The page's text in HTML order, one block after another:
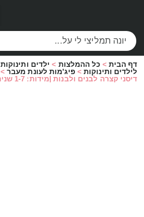
דף הבית > כל ההמלצות > ילדים ותינוקות
לילדים ותינוקות> פיג'מות לעונת מעבר >
דיסני קצרה לבנים ולבנות |מידות: 1-7 שנים